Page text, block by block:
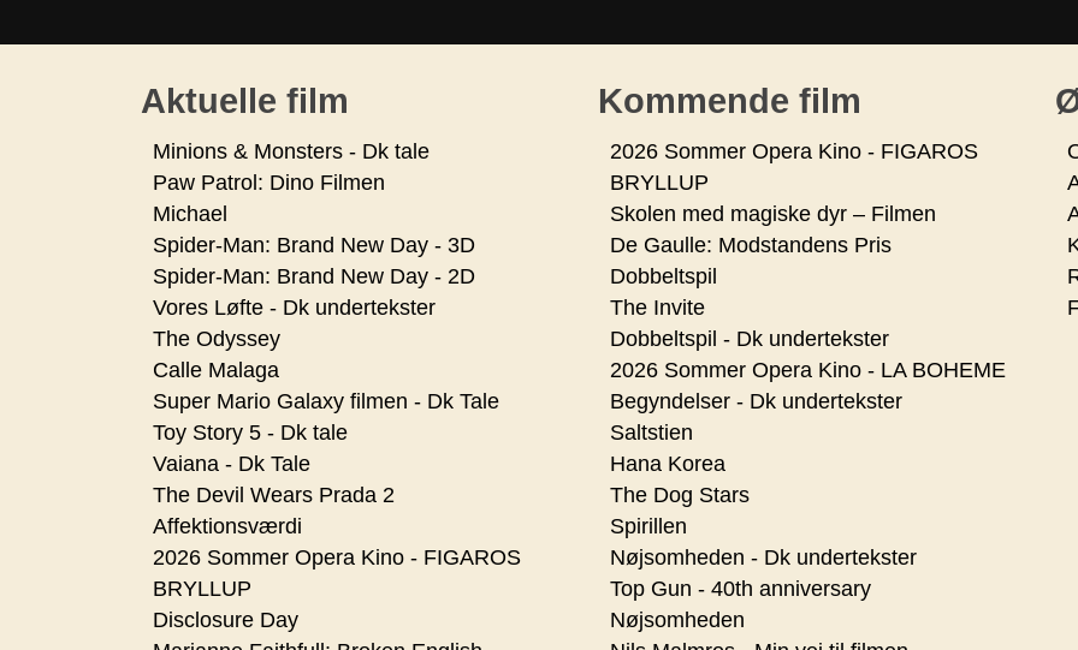
Aktuelle film
Minions & Monsters - Dk tale
Paw Patrol: Dino Filmen
Michael
Spider-Man: Brand New Day - 3D
Spider-Man: Brand New Day - 2D
Vores Løfte - Dk undertekster
The Odyssey
Calle Malaga
Super Mario Galaxy filmen - Dk Tale
Toy Story 5 - Dk tale
Vaiana - Dk Tale
The Devil Wears Prada 2
Affektionsværdi
2026 Sommer Opera Kino - FIGAROS
BRYLLUP
Disclosure Day
Kommende film
2026 Sommer Opera Kino - FIGAROS
BRYLLUP
Skolen med magiske dyr – Filmen
De Gaulle: Modstandens Pris
Dobbeltspil
The Invite
Dobbeltspil - Dk undertekster
2026 Sommer Opera Kino - LA BOHEME
Begyndelser - Dk undertekster
Saltstien
Hana Korea
The Dog Stars
Spirillen
Nøjsomheden - Dk undertekster
Top Gun - 40th anniversary
Nøjsomheden